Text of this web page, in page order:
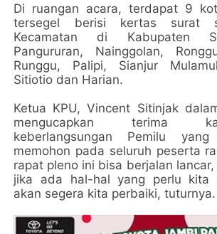
Di ruangan acara, terdapat 9
tersegel berisi kertas surat
Kecamatan di Kabupaten
Pangururan, Nainggolan,
Runggu, Palipi, Sianjur
Sitiotio dan Harian.
Ketua KPU, Vincent Sitinjak
mengucapkan terima
keberlangsungan Pemilu
memohon pada seluruh peserta
rapat pleno ini bisa berjalan
jika ada hal-hal yang perlu kita
akan segera kita perbaiki, tuturnya.